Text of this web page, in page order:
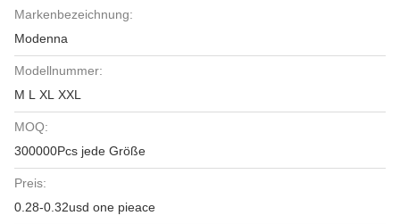
Markenbezeichnung:
Modenna
Modellnummer:
M L XL XXL
MOQ:
300000Pcs jede Größe
Preis:
0.28-0.32usd one pieace